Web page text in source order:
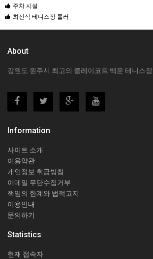
주차 시설
최신식 테니스장 롤러
About
강원도 원주시 최고의 클레이코트 백운 테니스장
Information
사이트 소개
이용약관
개인정보 취급방침
이메일 무단수집거부
책임의 한계와 법적고지
이용안내
문의하기
Statistics
현재 접속자